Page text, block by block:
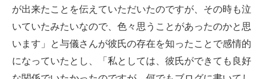
が出来たことを伝えていただいたのですが、その時も泣
いていたみたいなので、色々思うことがあったのかと思
います」と与儀さんが彼氏の存在を知ったことで感情的
になっていたとし、「私としては、彼氏ができても良好